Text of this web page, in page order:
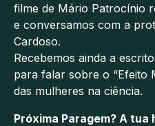
filme de Mário Patrocínio
e conversamos com a
Cardoso.
Recebemos ainda a
para falar sobre o “Efeito
das mulheres na ciência.
Próxima Paragem? A tua